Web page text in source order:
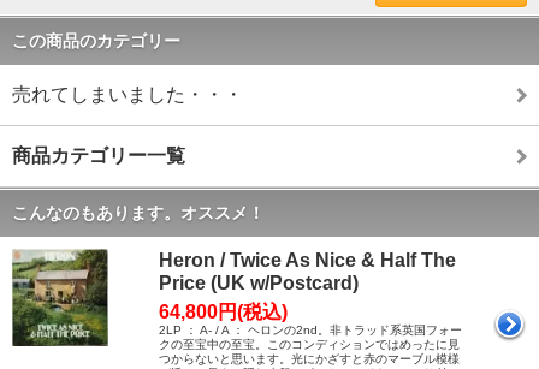
この商品のカテゴリー
売れてしまいました・・・
商品カテゴリー一覧
こんなのもあります。オススメ！
Heron / Twice As Nice & Half The
Price (UK w/Postcard)
64,800円(税込)
2LP ： A- / A ： ヘロンの2nd。非トラッド系英国フォー
クの至宝中の至宝。このコンディションではめったに見
つからないと思います。光にかざすと赤のマーブル模様